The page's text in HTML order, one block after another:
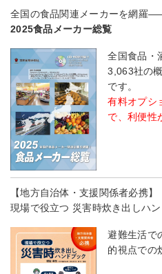
全国の食品関連メーカーを網羅
2025食品メーカー総覧
全国食品・
3,063社の
です。
有料オプシ
で、利便性
【地方自治体・支援関係者必携】
現場で役立つ 災害時炊き出しハン
避難生活で
的視点での